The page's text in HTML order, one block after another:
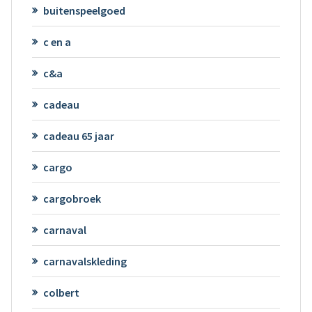
buitenspeelgoed
c en a
c&a
cadeau
cadeau 65 jaar
cargo
cargobroek
carnaval
carnavalskleding
colbert